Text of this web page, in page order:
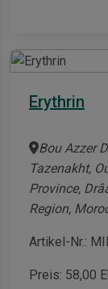
Erythrin
Bou Azzer
Tazenakht,
Province,
Region,
Artikel-Nr.:
Preis: 58,00